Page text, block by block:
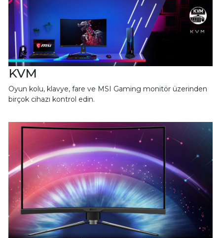
KVM
Oyun kolu, klavye, fare ve MSI Gaming monitör üzerinden
birçok cihazı kontrol edin.